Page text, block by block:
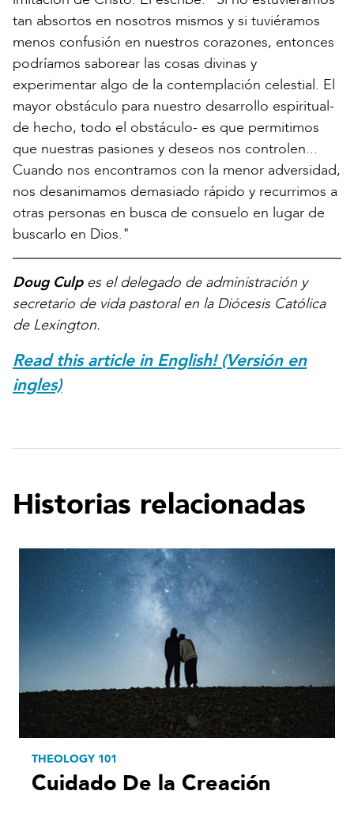
tan absortos en nosotros mismos y si tuviéramos
menos confusión en nuestros corazones, entonces
podríamos saborear las cosas divinas y
experimentar algo de la contemplación celestial. El
mayor obstáculo para nuestro desarrollo espiritual-
de hecho, todo el obstáculo- es que permitimos
que nuestras pasiones y deseos nos controlen...
Cuando nos encontramos con la menor adversidad,
nos desanimamos demasiado rápido y recurrimos a
otras personas en busca de consuelo en lugar de
buscarlo en Dios."
Doug Culpes el delegado de administración y
secretario de vida pastoral en la Diócesis Católica
de Lexington.
Read this article in English! (Versión en
ingles)
Historias relacionadas
THEOLOGY 101
Cuidado De la Creación